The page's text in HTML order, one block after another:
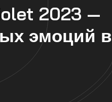
2023 —
эмоций в